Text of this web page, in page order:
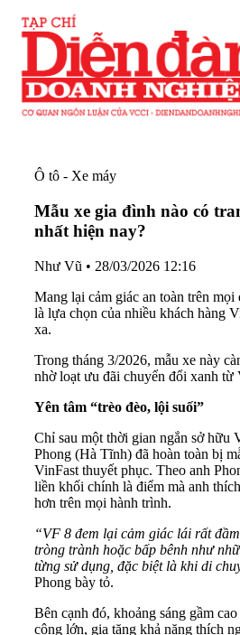
Ô tô - Xe máy
Mẫu xe gia đình nào có
nhất hiện nay?
Như Vũ • 28/03/2026 12:16
Mang lại cảm giác an toàn trên
là lựa chọn của nhiều khách hàng
xa.
Trong tháng 3/2026, mẫu xe này
nhờ loạt ưu đãi chuyển đổi xanh từ
Yên tâm “trèo đèo, lội suối”
Chỉ sau một thời gian ngắn sở hữu
Phong (Hà Tĩnh) đã hoàn toàn bị
VinFast thuyết phục. Theo anh
liền khối chính là điểm mà anh
hơn trên mọi hành trình.
“VF 8 đem lại cảm giác lái rất
tròng trành hoặc bấp bênh như
từng sử dụng, đặc biệt là khi di
Phong bày tỏ.
Bên cạnh đó, khoảng sáng gầm
cộng lớn, gia tăng khả năng thích